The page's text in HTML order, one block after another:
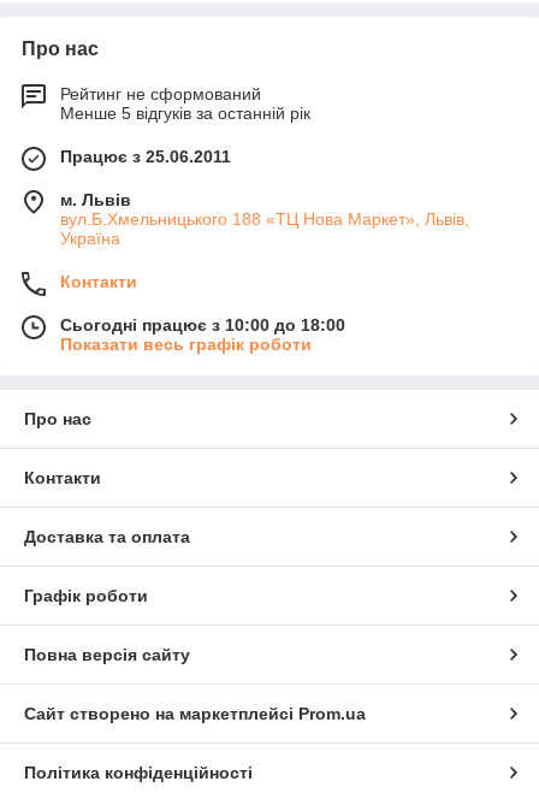
Про нас
Рейтинг не сформований
Менше 5 відгуків за останній рік
Працює з 25.06.2011
м. Львів
вул.Б.Хмельницького 188 «ТЦ Нова Маркет», Львів,
Україна
Контакти
Сьогодні працює з 10:00 до 18:00
Показати весь графік роботи
Про нас
Контакти
Доставка та оплата
Графік роботи
Повна версія сайту
Сайт створено на маркетплейсі Prom.ua
Політика конфіденційності